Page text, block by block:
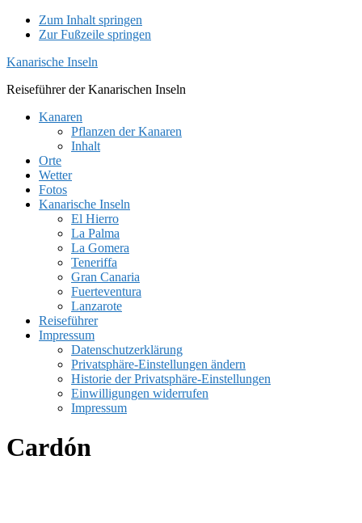
Zum Inhalt springen
Zur Fußzeile springen
Kanarische Inseln
Reiseführer der Kanarischen Inseln
Kanaren
Pflanzen der Kanaren
Inhalt
Orte
Wetter
Fotos
Kanarische Inseln
El Hierro
La Palma
La Gomera
Teneriffa
Gran Canaria
Fuerteventura
Lanzarote
Reiseführer
Impressum
Datenschutzerklärung
Privatsphäre-Einstellungen ändern
Historie der Privatsphäre-Einstellungen
Einwilligungen widerrufen
Impressum
Cardón